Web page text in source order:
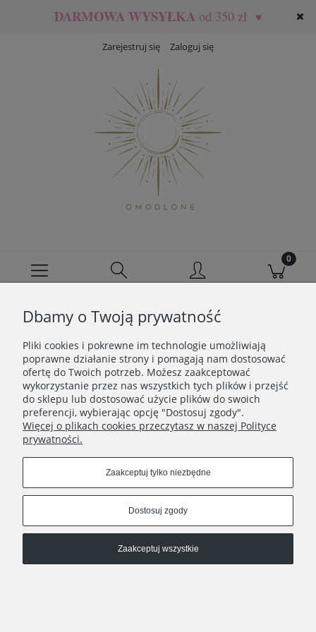
DARMOWA WYSYŁKA od 350 zł ♥
Zarejestruj się Zaloguj się
Ten produkt jest niedostępny.
MOJE KONTO
INFORMACJE
PŁATNOŚCI I DOSTAWA
Copyrights © 2021 - OMODLONE
Dbamy o Twoją prywatność
Pliki cookies i pokrewne im technologie umożliwiają
poprawne działanie strony i pomagają nam dostosować
ofertę do Twoich potrzeb. Możesz zaakceptować
wykorzystanie przez nas wszystkich tych plików i przejść
do sklepu lub dostosować użycie plików do swoich
preferencji, wybierając opcję "Dostosuj zgody".
Więcej o plikach cookies przeczytasz w naszej Polityce
prywatności.
Zaakceptuj tylko niezbędne
Dostosuj zgody
Zaakceptuj wszystkie